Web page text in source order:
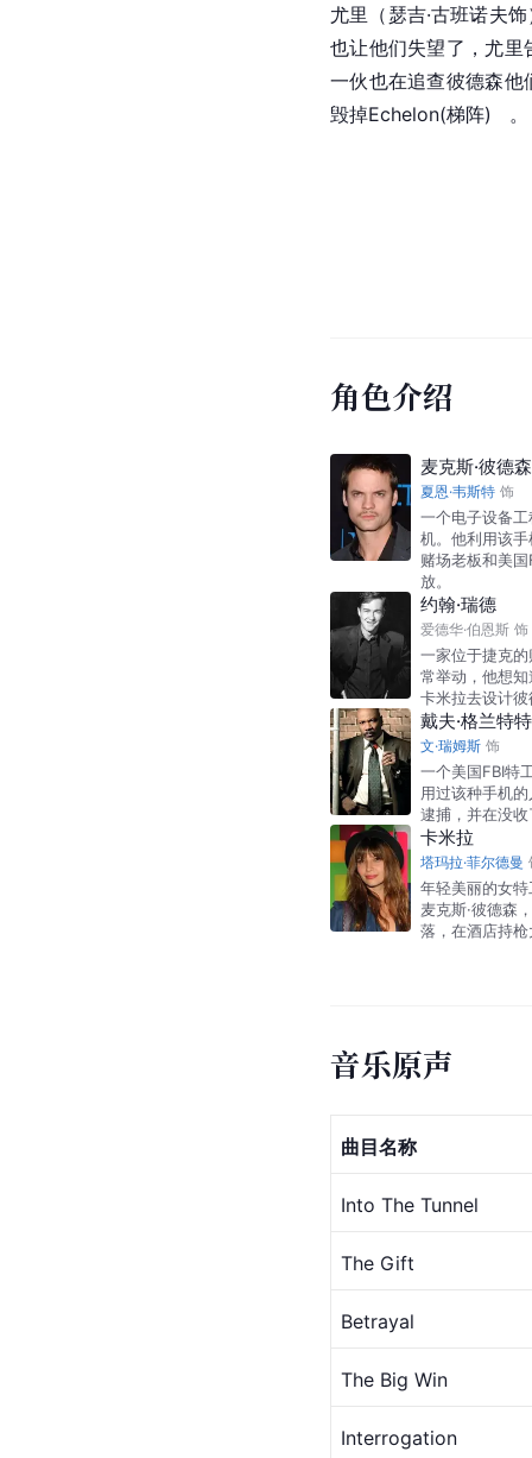
尤里（瑟吉·古班诺夫
也让他们失望了，尤
一伙也在追查彼德森他
毁掉Echelon(梯阵)   。
角色介绍
麦克斯·彼德森
夏恩·韦斯特 饰
一个电子设备
机。他利用该
赌场老板和美
放。
约翰·瑞德
爱德华·伯恩斯 饰
一家位于捷克
常举动，他想
卡米拉去设计
戴夫·格兰特
文·瑞姆斯 饰
一个美国FBI特
用过该种手机
逮捕，并在没
卡米拉
塔玛拉·菲尔德曼
年轻美丽的女
麦克斯·彼德森
落，在酒店持
音乐原声
曲目名称
Into The Tunnel
The Gift
Betrayal
The Big Win
Interrogation